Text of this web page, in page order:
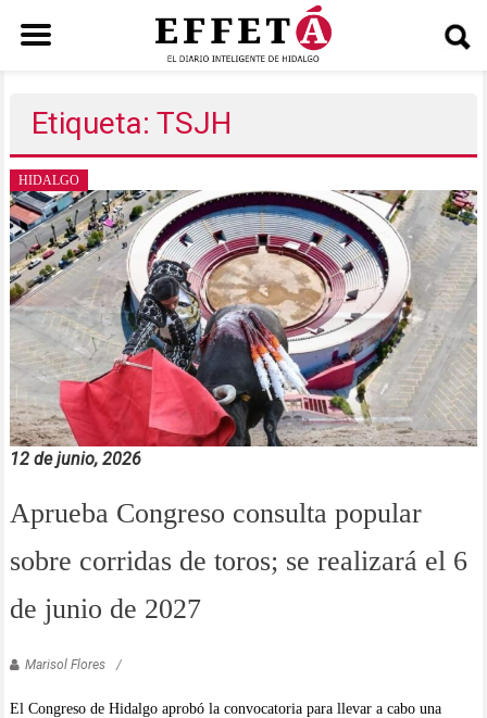
contenidoEtiqueta: TSJH
HIDALGO
12 de junio, 2026
Aprueba Congreso consulta popular
sobre corridas de toros; se realizará el 6
de junio de 2027
Marisol Flores
El Congreso de Hidalgo aprobó la convocatoria para llevar a cabo una